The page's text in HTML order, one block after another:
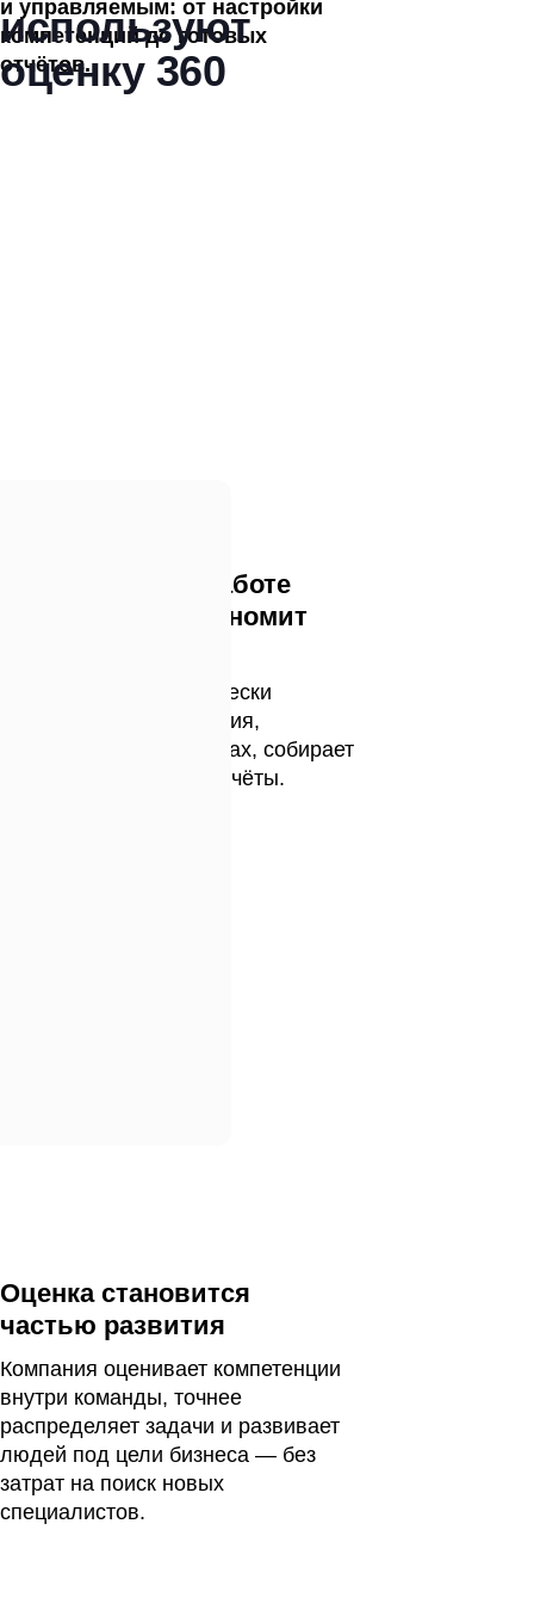
и управляемым: от настройки
компетенций до готовых
отчётов.
Специалист по работе
с персоналом экономит
Платформа автоматически
отправляет приглашения,
напоминает о дедлайнах, собирает
ответы и формирует отчёты.
Оценка становится
частью развития
Компания оценивает компетенции
внутри команды, точнее
распределяет задачи и развивает
людей под цели бизнеса — без
затрат на поиск новых
специалистов.
используют
оценку 360